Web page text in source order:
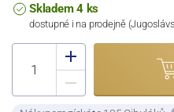
Skladem 4 ks
dostupné i na prodejně